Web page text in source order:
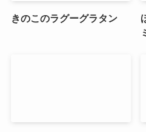
きのこのラグーグラタン